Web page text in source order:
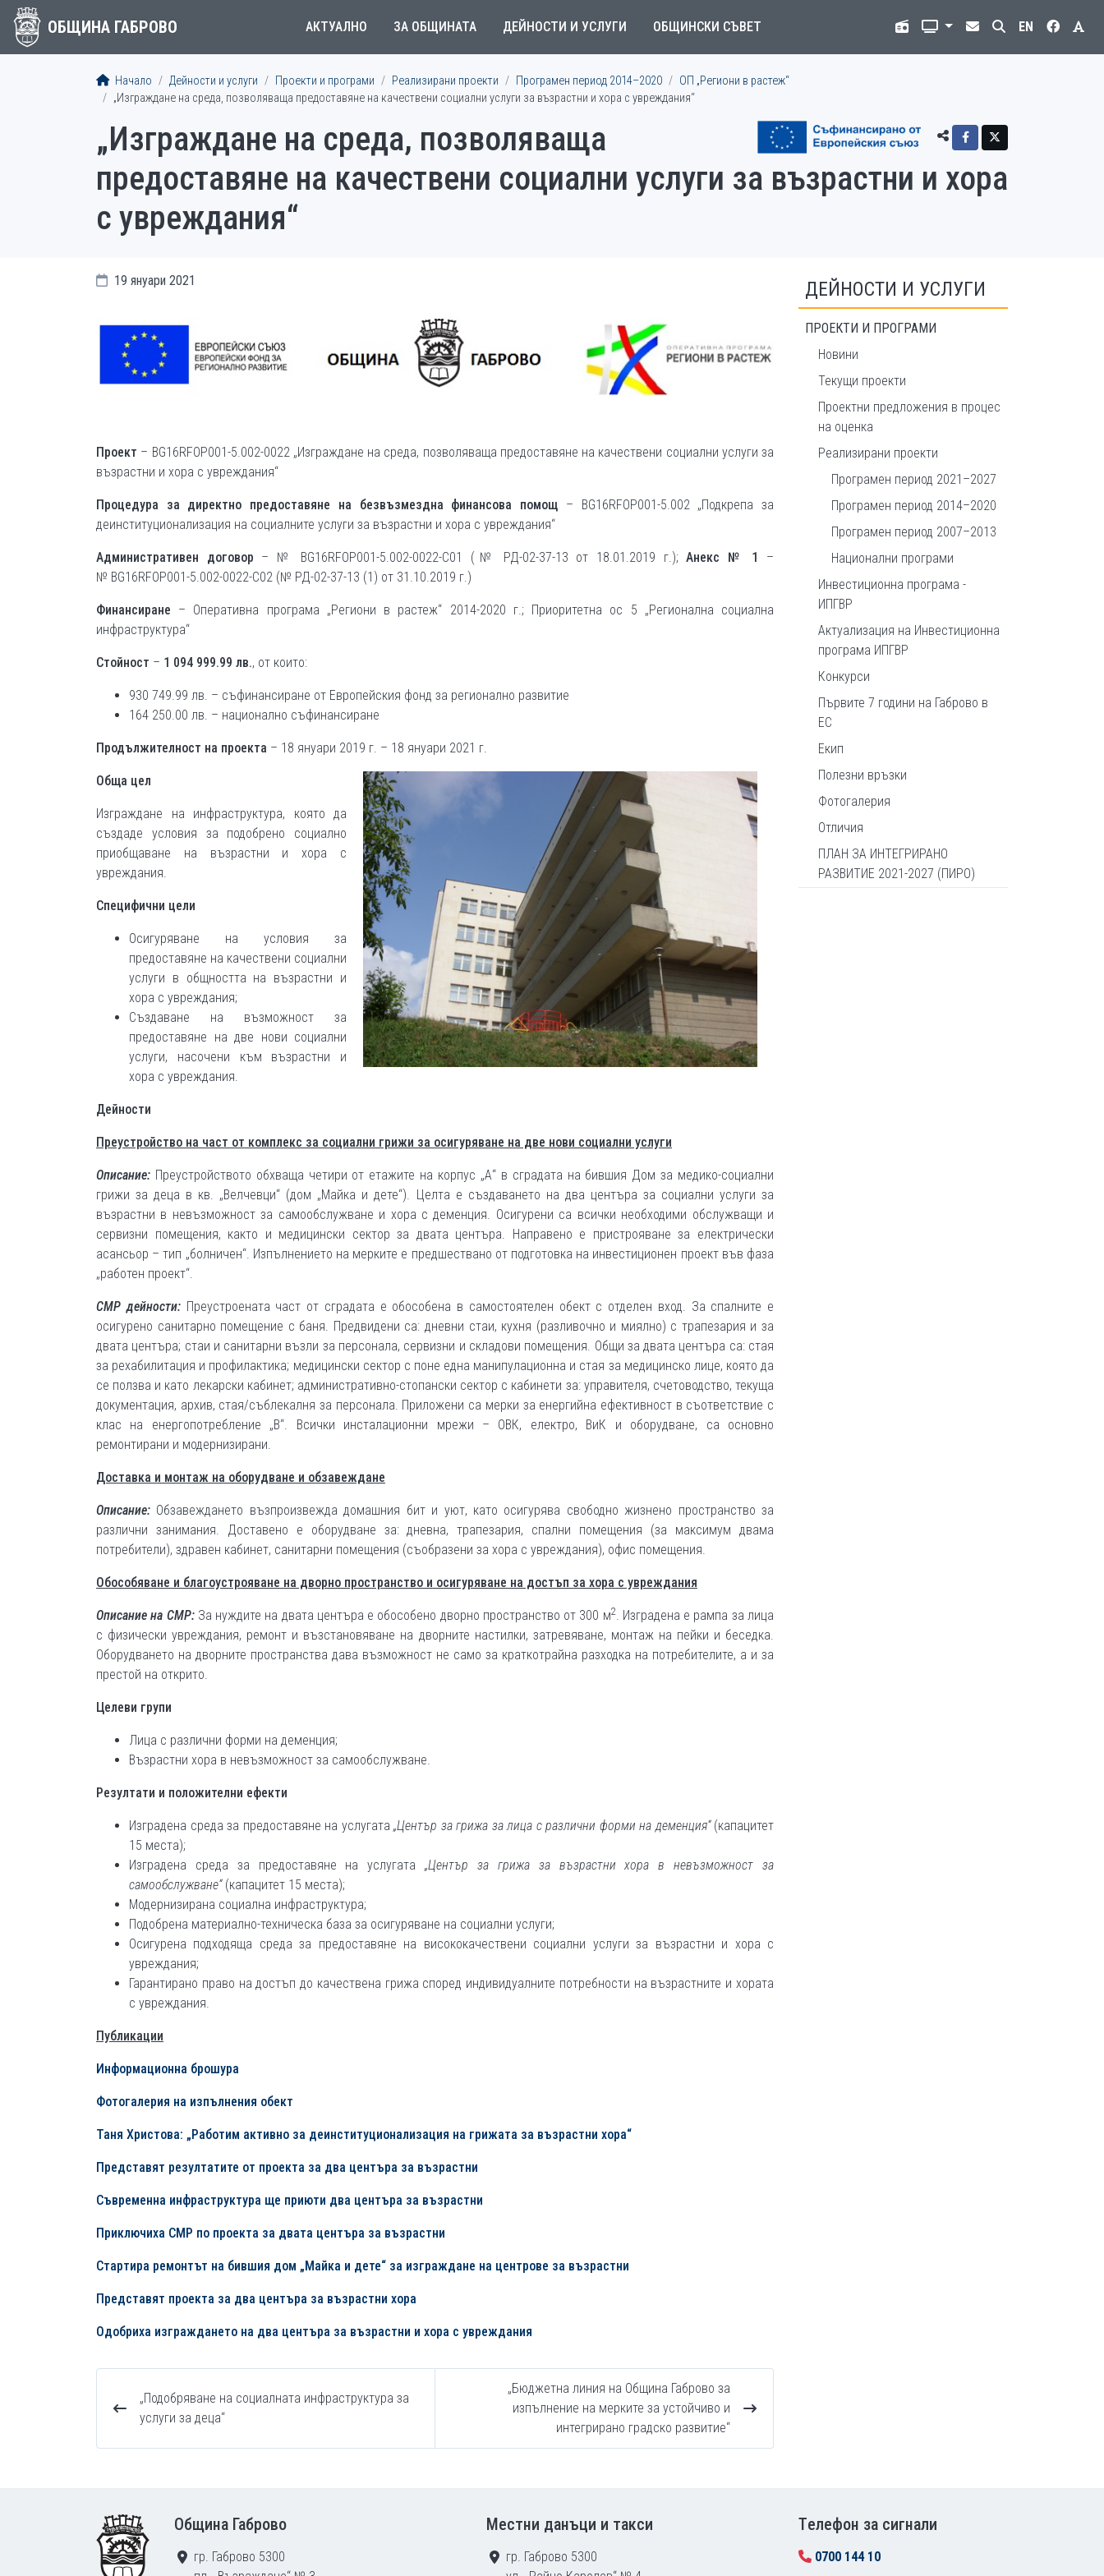
ОБЩИНА ГАБРОВО АКТУАЛНО ЗА ОБЩИНАТА ДЕЙНОСТИ И УСЛУГИ ОБЩИНСКИ СЪВЕТ EN
Начало Дейности и услуги Проекти и програми Реализирани проекти Програмен период 2014–2020
ОП „Региони в растеж“
„Изграждане на среда, позволяваща предоставяне на качествени социални услуги за възрастни и хора с увреждания“
„Изграждане на среда, позволяваща
предоставяне на качествени социални услуги за възрастни и хора
с увреждания“
19 януари 2021
Проект – BG16RFOP001-5.002-0022 „Изграждане на среда, позволяваща предоставяне на качествени социални услуги за
възрастни и хора с увреждания“
Процедура за директно предоставяне на безвъзмездна финансова помощ – BG16RFOP001-5.002 „Подкрепа за
деинституционализация на социалните услуги за възрастни и хора с увреждания“
Административен договор – № BG16RFOP001-5.002-0022-С01 (№ РД-02-37-13 от 18.01.2019 г.);Анекс № 1
–
№ BG16RFOP001-5.002-0022-С02 (№ РД-02-37-13 (1) от 31.10.2019 г.)
Финансиране – Оперативна програма „Региони в растеж“ 2014-2020 г.; Приоритетна ос 5 „Регионална социална
инфраструктура“
Стойност – 1 094 999.99 лв., от които:
930 749.99 лв. – съфинансиране от Европейския фонд за регионално развитие
164 250.00 лв. – национално съфинансиране
Продължителност на проекта – 18 януари 2019 г. – 18 януари 2021 г.
Обща цел
Изграждане на инфраструктура, която да
създаде условия за подобрено социално
приобщаване на възрастни и хора с
увреждания.
Специфични цели
Осигуряване на условия за
предоставяне на качествени социални
услуги в общността на възрастни и
хора с увреждания;
Създаване на възможност за
предоставяне на две нови социални
услуги, насочени към възрастни и
хора с увреждания.
Дейности
Преустройство на част от комплекс за социални грижи за осигуряване на две нови социални услуги
Описание: Преустройството обхваща четири от етажите на корпус „А“ в сградата на бившия Дом за медико-социални
грижи за деца в кв. „Велчевци“ (дом „Майка и дете“). Целта е създаването на два центъра за социални услуги за
възрастни в невъзможност за самообслужване и хора с деменция. Осигурени са всички необходими обслужващи и
сервизни помещения, както и медицински сектор за двата центъра. Направено е пристрояване за електрически
асансьор – тип „болничен“. Изпълнението на мерките е предшествано от подготовка на инвестиционен проект във фаза
„работен проект“.
СМР дейности: Преустроената част от сградата е обособена в самостоятелен обект с отделен вход. За спалните е
осигурено санитарно помещение с баня. Предвидени са: дневни стаи, кухня (разливочно и миялно) с трапезария и за
двата центъра; стаи и санитарни възли за персонала, сервизни и складови помещения. Общи за двата центъра са: стая
за рехабилитация и профилактика; медицински сектор с поне една манипулационна и стая за медицинско лице, която да
се ползва и като лекарски кабинет; административно-стопански сектор с кабинети за: управителя, счетоводство, текуща
документация, архив, стая/съблекалня за персонала. Приложени са мерки за енергийна ефективност в съответствие с
клас на енергопотребление „В“. Всички инсталационни мрежи – ОВК, електро, ВиК и оборудване, са основно
ремонтирани и модернизирани.
Доставка и монтаж на оборудване и обзавеждане
Описание: Обзавеждането възпроизвежда домашния бит и уют, като осигурява свободно жизнено пространство за
различни занимания. Доставено е оборудване за: дневна, трапезария, спални помещения (за максимум двама
потребители), здравен кабинет, санитарни помещения (съобразени за хора с увреждания), офис помещения.
Обособяване и благоустрояване на дворно пространство и осигуряване на достъп за хора с увреждания
Описание на СМР: За нуждите на двата центъра е обособено дворно пространство от 300 м2. Изградена е рампа за лица
с физически увреждания, ремонт и възстановяване на дворните настилки, затревяване, монтаж на пейки и беседка.
Оборудването на дворните пространства дава възможност не само за краткотрайна разходка на потребителите, а и за
престой на открито.
Целеви групи
Лица с различни форми на деменция;
Възрастни хора в невъзможност за самообслужване.
Резултати и положителни ефекти
Изградена среда за предоставяне на услугата „Център за грижа за лица с различни форми на деменция“(капацитет
15 места);
Изградена среда за предоставяне на услугата„Център за грижа за възрастни хора в невъзможност за
самообслужване“(капацитет 15 места);
Модернизирана социална инфраструктура;
Подобрена материално-техническа база за осигуряване на социални услуги;
Осигурена подходяща среда за предоставяне на висококачествени социални услуги за възрастни и хора с
увреждания;
Гарантирано право на достъп до качествена грижа според индивидуалните потребности на възрастните и хората
с увреждания.
Публикации
Информационна брошура
Фотогалерия на изпълнения обект
Таня Христова: „Работим активно за деинституционализация на грижата за възрастни хора“
Представят резултатите от проекта за два центъра за възрастни
Съвременна инфраструктура ще приюти два центъра за възрастни
Приключиха СМР по проекта за двата центъра за възрастни
Стартира ремонтът на бившия дом „Майка и дете“ за изграждане на центрове за възрастни
Представят проекта за два центъра за възрастни хора
Одобриха изграждането на два центъра за възрастни и хора с увреждания
„Подобряване на социалната инфраструктура за
услуги за деца“
„Бюджетна линия на Община Габрово за
изпълнение на мерките за устойчиво и
интегрирано градско развитие“
ДЕЙНОСТИ И УСЛУГИ
ПРОЕКТИ И ПРОГРАМИ
Новини
Текущи проекти
Проектни предложения в процес
на оценка
Реализирани проекти
Програмен период 2021–2027
Програмен период 2014–2020
Програмен период 2007–2013
Национални програми
Инвестиционна програма -
ИПГВР
Актуализация на Инвестиционна
програма ИПГВР
Конкурси
Първите 7 години на Габрово в
ЕС
Екип
Полезни връзки
Фотогалерия
Отличия
ПЛАН ЗА ИНТЕГРИРАНО
РАЗВИТИЕ 2021-2027 (ПИРО)
Община Габрово
гр. Габрово 5300
Местни данъци и такси
гр. Габрово 5300
Tелефон за сигнали
0700 144 10